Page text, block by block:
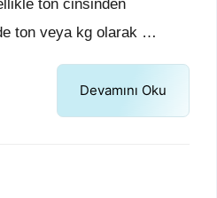
ton cinsinden
ton veya kg olarak …
Devamını Oku